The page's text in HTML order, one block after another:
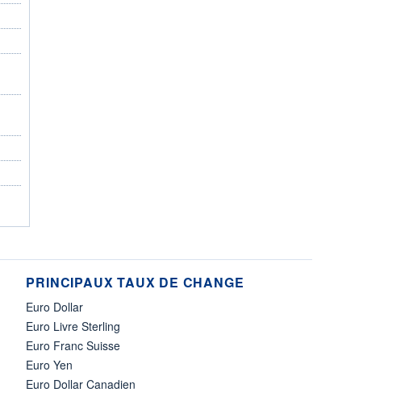
PRINCIPAUX TAUX DE CHANGE
Euro Dollar
Euro Livre Sterling
Euro Franc Suisse
Euro Yen
Euro Dollar Canadien